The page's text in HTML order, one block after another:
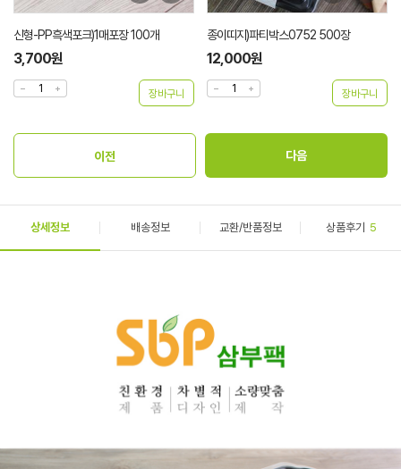
신형-PP흑색포크)1매포장 100개
3,700원
종이띠지)파티박스0752 500장
12,000원
상세정보 배송정보 교환/반품정보 상품후기 5